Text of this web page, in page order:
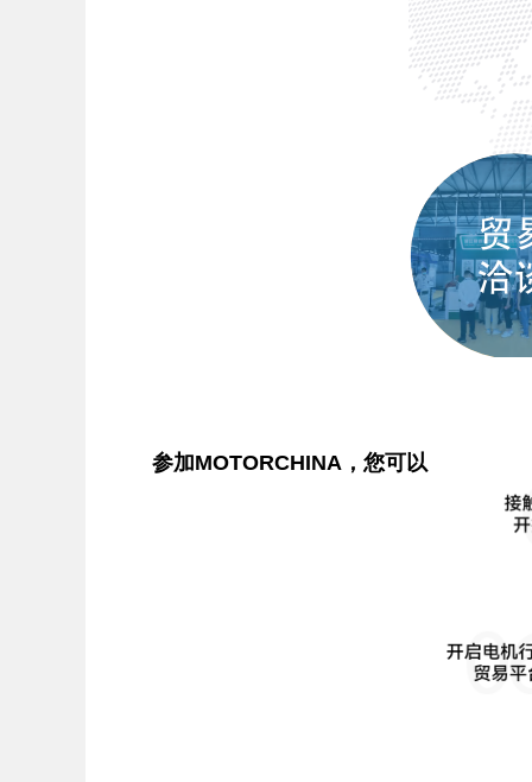
参加MOTORCHINA，您可以